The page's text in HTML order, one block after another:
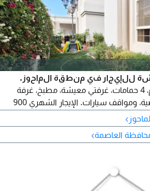
في منطقة الماحوز.
تتميز الفيلا بـ 4 غرف نوم، 4 حمامات، غرفتي معيشة، مطبخ، غرفة
خادمة، مسبح، صالة رياضية، ومواقف سيارات. الإيجار الشهري 900
›
العاصمة›